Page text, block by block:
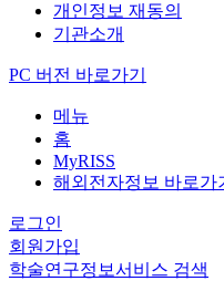
개인정보 재동의
기관소개
PC 버전 바로가기
메뉴
홈
MyRISS
해외전자정보 바로가
로그인
회원가입
학술연구정보서비스 검색